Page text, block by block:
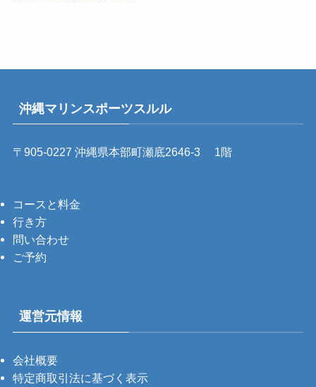
沖縄マリンスポーツスルル
〒905-0227 沖縄県本部町瀬底2646-3 1階
コースと料金
行き方
問い合わせ
ご予約
運営元情報
会社概要
特定商取引法に基づく表示